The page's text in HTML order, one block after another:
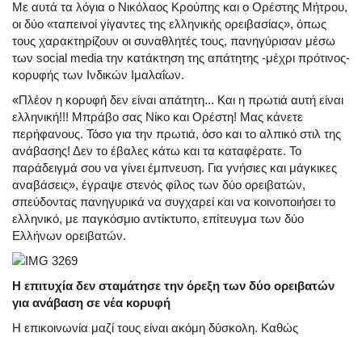
Με αυτά τα λόγια ο Νικόλαος Κρούπης και ο Ορέστης Μήτρου,
οι δύο «ταπεινοί γίγαντες της ελληνικής ορειβασίας», όπως
τους χαρακτηρίζουν οι συναθλητές τους, πανηγύρισαν μέσω
των social media την κατάκτηση της απάτητης -μέχρι πρότινος-
κορυφής των Ινδικών Ιμαλαΐων.
«Πλέον η κορυφή δεν είναι απάτητη... Και η πρωτιά αυτή είναι
ελληνική!!! Μπράβο σας Νίκο και Ορέστη! Μας κάνετε
περήφανους. Τόσο για την πρωτιά, όσο και το αλπικό στιλ της
ανάβασης! Δεν το έβαλες κάτω και τα καταφέρατε. Το
παράδειγμά σου να γίνει έμπνευση. Για γνήσιες και μάγκικες
αναβάσεις», έγραψε στενός φίλος των δύο ορειβατών,
σπεύδοντας πανηγυρικά να συγχαρεί και να κοινοποιήσει το
ελληνικό, με παγκόσμιο αντίκτυπο, επίτευγμα των δύο
Ελλήνων ορειβατών.
Η επιτυχία δεν σταμάτησε την όρεξη των δύο ορειβατών
για ανάβαση σε νέα κορυφή
Η επικοινωνία μαζί τους είναι ακόμη δύσκολη. Καθώς